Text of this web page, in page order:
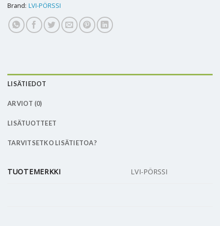
Brand: LVI-PÖRSSI
LISÄTIEDOT
ARVIOT (0)
LISÄTUOTTEET
TARVITSETKO LISÄTIETOA?
TUOTEMERKKI LVI-PÖRSSI